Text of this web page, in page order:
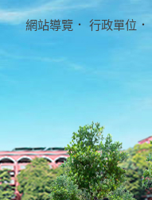
網站導覽 ． 行政單位 ．